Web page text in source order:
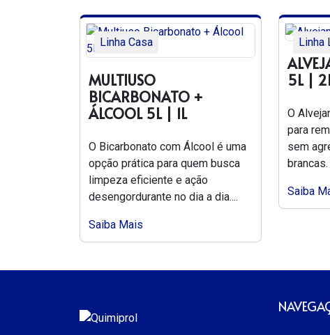
Linha Casa
MULTIUSO
BICARBONATO +
ÁLCOOL 5L | 1L
O Bicarbonato com Álcool é uma
opção prática para quem busca
limpeza eficiente e ação
desengordurante no dia a dia....
Saiba Mais
Linha
5L |
O
para
sem
Saiba